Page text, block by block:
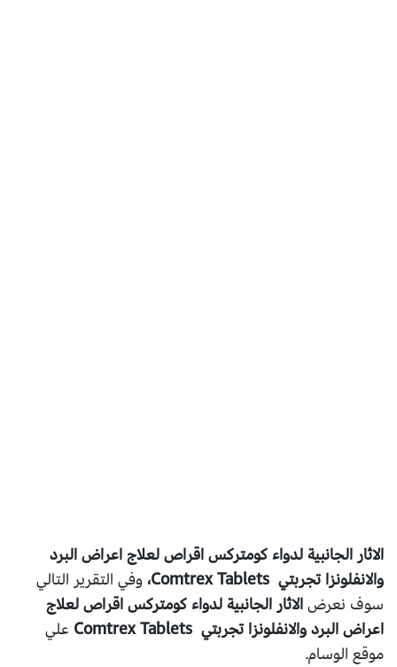
الاثار الجانبية لدواء كومتركس اقراص لعلاج اعراض البرد
والانفلونزا تجربتي Comtrex Tablets،
وفي التقرير التالي
سوف نعرضالاثار الجانبية لدواء كومتركس اقراص لعلاج
اعراض البرد والانفلونزا تجربتي Comtrex Tablets
علي
موقع الوسام.